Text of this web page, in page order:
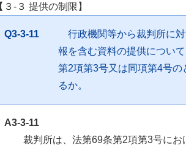
３-３ 提供の制限】
Q3-3-11
行政機関等から裁判所に
報を含む資料の提供につい
第2項第3号又は同項第4号の
るか。
A3-3-11
裁判所は、法第69条第2項第3号にお